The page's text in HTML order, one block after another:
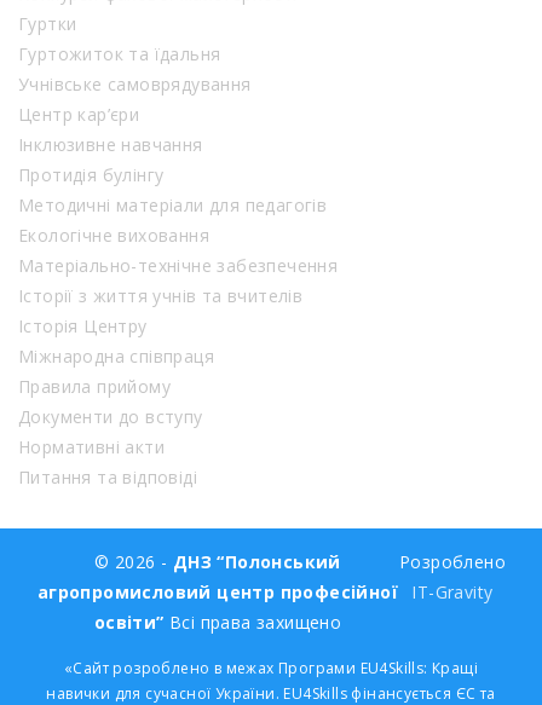
Гуртки
Гуртожиток та їдальня
Учнівське самоврядування
Центр кар’єри
Інклюзивне навчання
Протидія булінгу
Методичні матеріали для педагогів
Екологічне виховання
Матеріально-технічне забезпечення
Історії з життя учнів та вчителів
Історія Центру
Міжнародна співпраця
Правила прийому
Документи до вступу
Нормативні акти
Питання та відповіді
© 2026 - ДНЗ “Полонський
агропромисловий центр професійної
освіти” Всі права захищено
Розроблено
IT-Gravity
«Сайт розроблено в межах Програми EU4Skills: Кращі
навички для сучасної України. EU4Skills фінансується ЄС та